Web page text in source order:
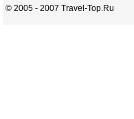
© 2005 - 2007 Travel-Top.Ru